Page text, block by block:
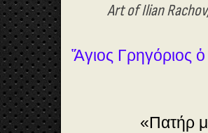
Art of Ilian
Ἅγιος Γρηγόριος
«Πατήρ